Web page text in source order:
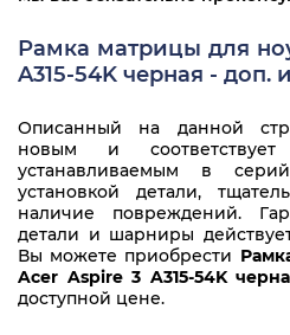
Рамка матрицы для
A315-54K черная -
Описанный на данной
новым и
устанавливаемым в
установкой детали,
наличие повреждений.
детали и шарниры
Вы можете приобрести
Acer Aspire 3 A315-54K
доступной цене.